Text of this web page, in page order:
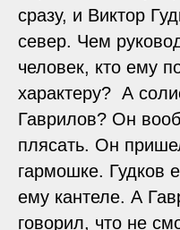
сразу, и Виктор
север. Чем
человек, кто ему
характеру? А
Гаврилов? Он
плясать. Он
гармошке. Гудков
ему кантеле. А
говорил, что не